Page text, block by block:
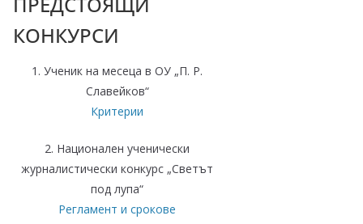
–
щ
е
КОНКУРСИ
1. Ученик на месеца в ОУ „П. Р.
Славейков“
Критерии
2. Национален ученически
журналистически конкурс „Светът
под лупа“
Регламент и срокове